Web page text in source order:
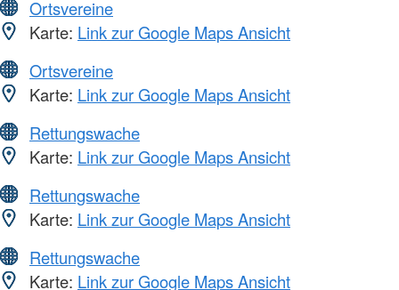
Ortsvereine
Karte: Link zur Google Maps Ansicht
Ortsvereine
Karte: Link zur Google Maps Ansicht
Rettungswache
Karte: Link zur Google Maps Ansicht
Rettungswache
Karte: Link zur Google Maps Ansicht
Rettungswache
Karte: Link zur Google Maps Ansicht